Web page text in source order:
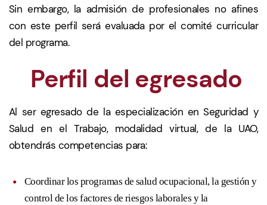
Sin embargo, la admisión de profesionales no afines
con este perfil será evaluada por el comité curricular
del programa.
Perfil del egresado
Al ser egresado de la especialización en Seguridad y
Salud en el Trabajo, modalidad virtual, de la UAO,
obtendrás competencias para:
Coordinar los programas de salud ocupacional, la gestión y
control de los factores de riesgos laborales y la